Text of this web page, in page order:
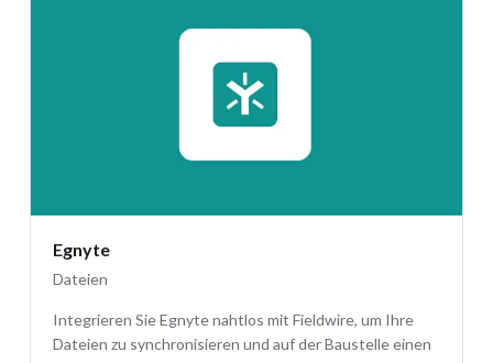
Egnyte
Dateien
Integrieren Sie Egnyte nahtlos mit Fieldwire, um Ihre
Dateien zu synchronisieren und auf der Baustelle einen